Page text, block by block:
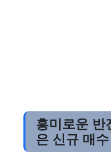
흥미로운 반
은 신규 매수